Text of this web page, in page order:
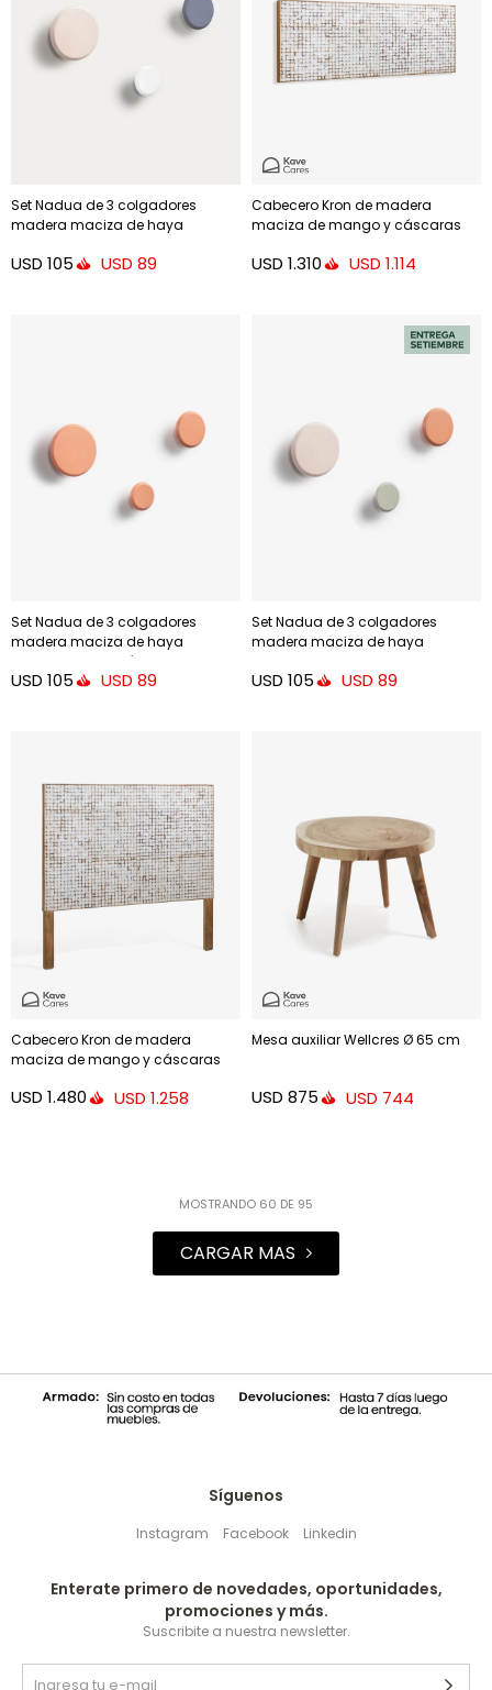
Set Nadua de 3 colgadores
madera maciza de haya
USD 105 USD 89
Cabecero Kron de madera
maciza de mango y cáscaras
USD 1.310 USD 1.114
Set Nadua de 3 colgadores
madera maciza de haya
acabado - salmón
USD 105 USD 89
Set Nadua de 3 colgadores
madera maciza de haya
USD 105 USD 89
Cabecero Kron de madera
maciza de mango y cáscaras
USD 1.480 USD 1.258
Mesa auxiliar Wellcres Ø 65 cm
USD 875 USD 744
MOSTRANDO 60 DE 95
Síguenos
Instagram Facebook Linkedin
Enterate primero de novedades, oportunidades,
promociones y más.
Suscribite a nuestra newsletter.